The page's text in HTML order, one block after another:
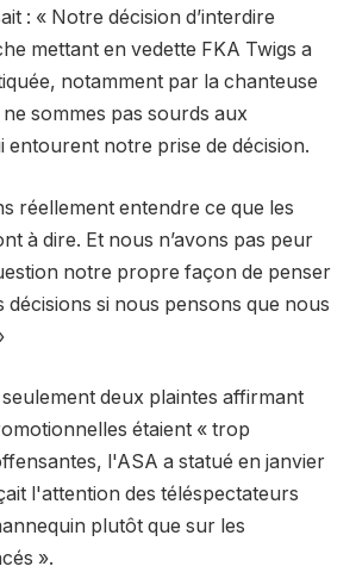
: « Notre décision d’interdire
mettant en vedette FKA Twigs a
notamment par la chanteuse
sommes pas sourds aux
entourent notre prise de décision.
réellement entendre ce que les
à dire. Et nous n’avons pas peur
notre propre façon de penser
décisions si nous pensons que nous
deux plaintes affirmant
étaient « trop
l'ASA a statué en janvier
l'attention des téléspectateurs
plutôt que sur les
».